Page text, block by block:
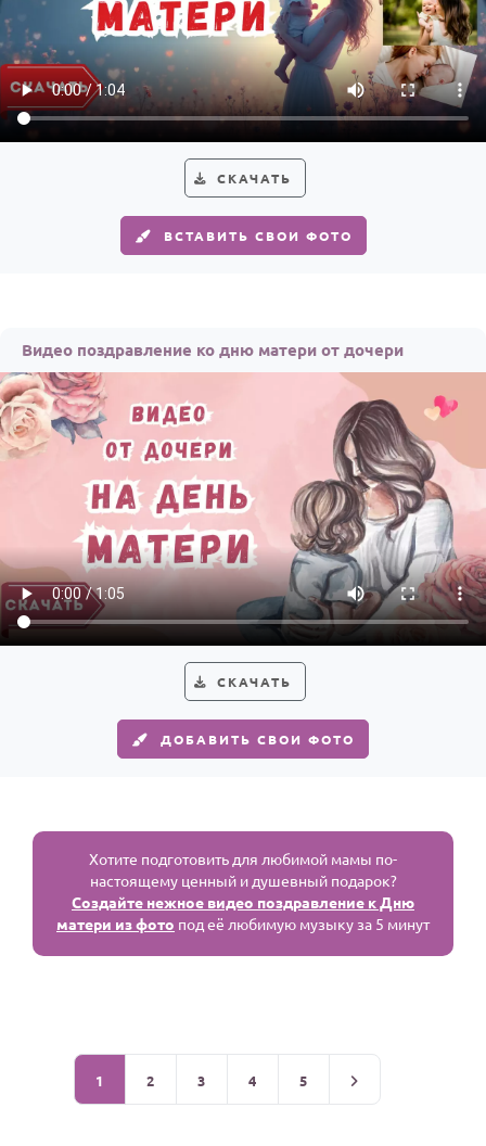
СКАЧАТЬ
ВСТАВИТЬ СВОИ ФОТО
Видео поздравление ко дню матери от дочери
СКАЧАТЬ
ДОБАВИТЬ СВОИ ФОТО
Хотите подготовить для любимой мамы по-
настоящему ценный и душевный подарок?
Создайте нежное видео поздравление к Дню
матери из фото под её любимую музыку за 5 минут
1 2 3 4 5